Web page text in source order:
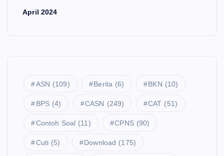
April 2024
ASN (109) Berita (6) BKN (10)
BPS (4) CASN (249) CAT (51)
Contoh Soal (11) CPNS (90)
Cuti (5) Download (175)